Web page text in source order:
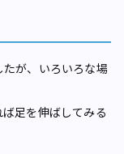
が、いろいろな場
足を伸ばしてみる